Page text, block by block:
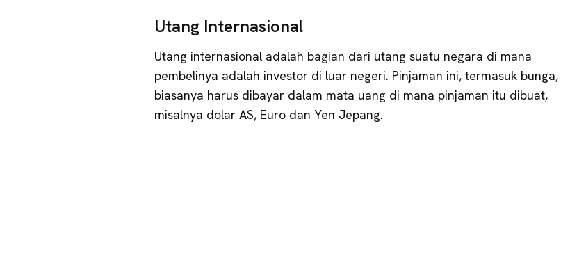
Utang Internasional
Utang internasional adalah bagian dari utang suatu negara di mana
pembelinya adalah investor di luar negeri. Pinjaman ini, termasuk bunga,
biasanya harus dibayar dalam mata uang di mana pinjaman itu dibuat,
misalnya dolar AS, Euro dan Yen Jepang.